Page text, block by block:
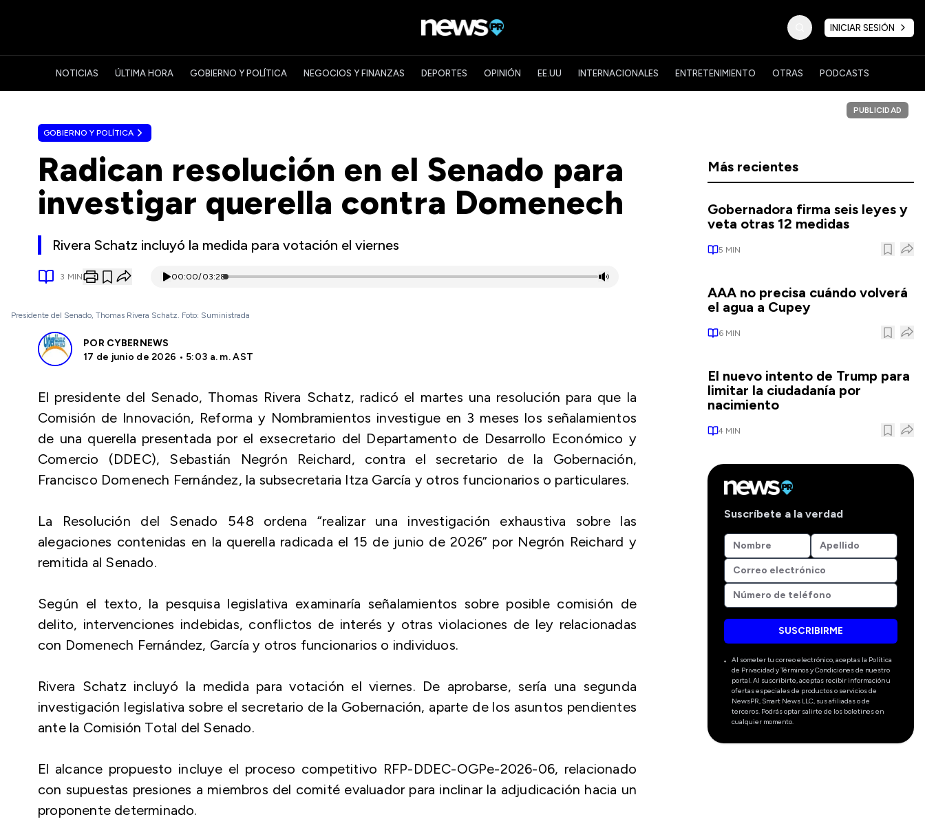
INICIAR SESIÓN
NOTICIAS ÚLTIMA HORA GOBIERNO Y POLÍTICA NEGOCIOS Y FINANZAS DEPORTES OPINIÓN EE.UU INTERNACIONALES ENTRETENIMIENTO OTRAS PODCASTS
GOBIERNO Y POLÍTICA
Radican resolución en el Senado para
investigar querella contra Domenech
Rivera Schatz incluyó la medida para votación el viernes
3 MIN 00:00/03:28
Presidente del Senado, Thomas Rivera Schatz. Foto: Suministrada
POR CYBERNEWS
17 de junio de 2026 • 5:03 a. m. AST
El presidente del Senado, Thomas Rivera Schatz, radicó el martes una resolución para que la
Comisión de Innovación, Reforma y Nombramientos investigue en 3 meses los señalamientos
de una querella presentada por el exsecretario del Departamento de Desarrollo Económico y
Comercio (DDEC), Sebastián Negrón Reichard, contra el secretario de la Gobernación,
Francisco Domenech Fernández, la subsecretaria Itza García y otros funcionarios o particulares.
La Resolución del Senado 548 ordena “realizar una investigación exhaustiva sobre las
alegaciones contenidas en la querella radicada el 15 de junio de 2026” por Negrón Reichard y
remitida al Senado.
Según el texto, la pesquisa legislativa examinaría señalamientos sobre posible comisión de
delito, intervenciones indebidas, conflictos de interés y otras violaciones de ley relacionadas
con Domenech Fernández, García y otros funcionarios o individuos.
Rivera Schatz incluyó la medida para votación el viernes. De aprobarse, sería una segunda
investigación legislativa sobre el secretario de la Gobernación, aparte de los asuntos pendientes
ante la Comisión Total del Senado.
El alcance propuesto incluye el proceso competitivo RFP-DDEC-OGPe-2026-06, relacionado
con supuestas presiones a miembros del comité evaluador para inclinar la adjudicación hacia un
proponente determinado.
PUBLICIDAD
Más recientes
Gobernadora firma seis leyes y
veta otras 12 medidas
5 MIN
AAA no precisa cuándo volverá
el agua a Cupey
6 MIN
El nuevo intento de Trump para
limitar la ciudadanía por
nacimiento
4 MIN
Suscríbete a la verdad
SUSCRIBIRME
Al someter tu correo electrónico, aceptas la Política
de Privacidad y Términos y Condiciones de nuestro
portal. Al suscribirte, aceptas recibir información u
ofertas especiales de productos o servicios de
NewsPR, Smart News LLC, sus afiliadas o de
terceros. Podrás optar salirte de los boletines en
cualquier momento.